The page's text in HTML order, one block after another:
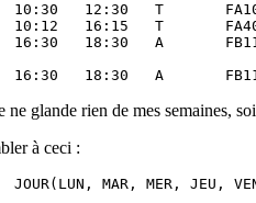
ne glande rien de mes semaines,
à ceci :